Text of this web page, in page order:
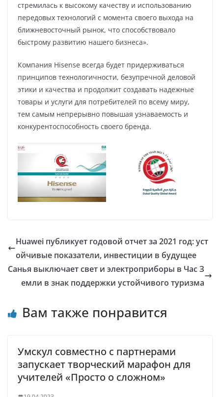
стремилась к высокому качеству и использованию
передовых технологий с момента своего выхода на
ближневосточный рынок, что способствовало
быстрому развитию нашего бизнеса».
Компания Hisense всегда будет придерживаться
принципов технологичности, безупречной деловой
этики и качества и продолжит создавать надежные
товары и услуги для потребителей по всему миру,
тем самым непрерывно повышая узнаваемость и
конкурентоспособность своего бренда.
Huawei публикует годовой отчет за 2021 год: уст
ойчивые показатели, инвестиции в будущее
Санья выключает свет и электроприборы в Час З
емли в знак поддержки устойчивого туризма
Вам также понравится
Умскул совместно с партнерами
запускает творческий марафон для
учителей «Просто о сложном»